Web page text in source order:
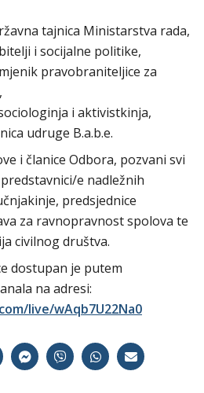
tajnica Ministarstva rada,
i socijalne politike,
pravobraniteljice za
i aktivistkinja,
udruge B.a.b.e.
i članice Odbora, pozvani svi
e nadležnih
predsjednice
za ravnopravnost spolova te
civilnog društva.
dostupan je putem
na adresi:
live/wAqb7U22Na0